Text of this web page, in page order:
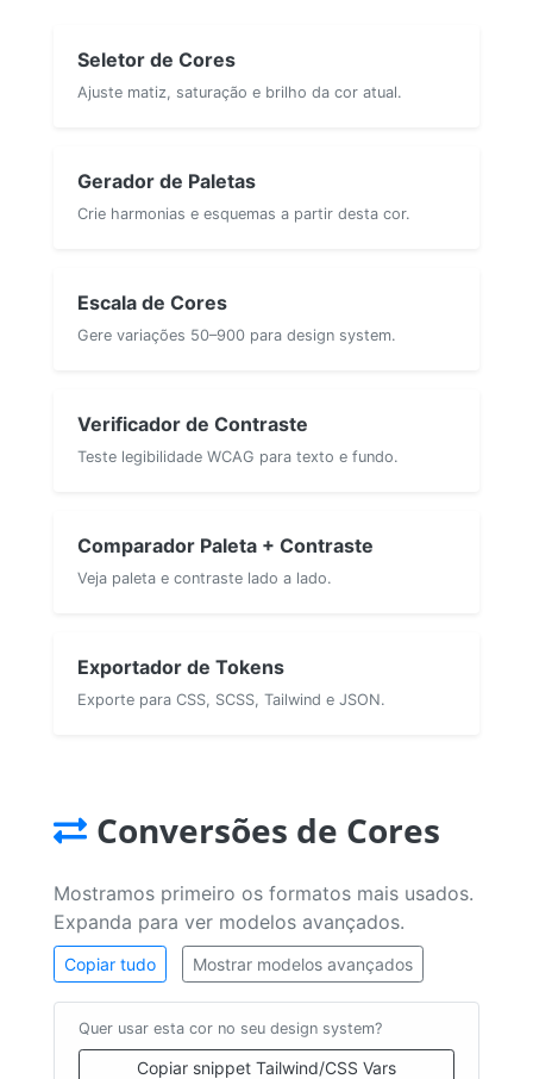
Seletor de Cores
Ajuste matiz, saturação e brilho da cor atual.
Gerador de Paletas
Crie harmonias e esquemas a partir desta cor.
Escala de Cores
Gere variações 50–900 para design system.
Verificador de Contraste
Teste legibilidade WCAG para texto e fundo.
Comparador Paleta + Contraste
Veja paleta e contraste lado a lado.
Exportador de Tokens
Exporte para CSS, SCSS, Tailwind e JSON.
Conversões de Cores
Mostramos primeiro os formatos mais usados.
Expanda para ver modelos avançados.
Copiar tudo Mostrar modelos avançados
Quer usar esta cor no seu design system?
Copiar snippet Tailwind/CSS Vars